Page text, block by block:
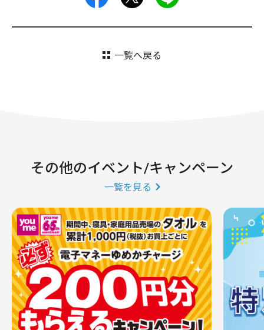
一覧へ戻る
その他のイベント/キャンペーン
一覧を見る